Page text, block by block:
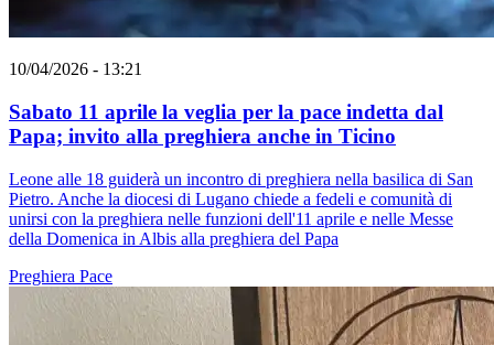
10/04/2026 - 13:21
Sabato 11 aprile la veglia per la pace indetta dal
Papa; invito alla preghiera anche in Ticino
Leone alle 18 guiderà un incontro di preghiera nella basilica di San
Pietro. Anche la diocesi di Lugano chiede a fedeli e comunità di
unirsi con la preghiera nelle funzioni dell'11 aprile e nelle Messe
della Domenica in Albis alla preghiera del Papa
Preghiera Pace